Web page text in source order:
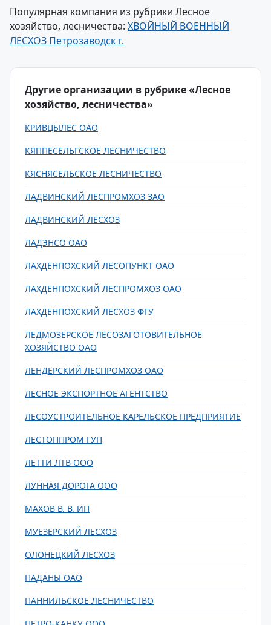
Популярная компания из рубрики Лесное
хозяйство, лесничества: ХВОЙНЫЙ ВОЕННЫЙ
ЛЕСХОЗ Петрозаводск г.
Другие организации в рубрике «Лесное
хозяйство, лесничества»
КРИВЦЫЛЕС ОАО
КЯППЕСЕЛЬГСКОЕ ЛЕСНИЧЕСТВО
КЯСНЯСЕЛЬСКОЕ ЛЕСНИЧЕСТВО
ЛАДВИНСКИЙ ЛЕСПРОМХОЗ ЗАО
ЛАДВИНСКИЙ ЛЕСХОЗ
ЛАДЭНСО ОАО
ЛАХДЕНПОХСКИЙ ЛЕСОПУНКТ ОАО
ЛАХДЕНПОХСКИЙ ЛЕСПРОМХОЗ ОАО
ЛАХДЕНПОХСКИЙ ЛЕСХОЗ ФГУ
ЛЕДМОЗЕРСКОЕ ЛЕСОЗАГОТОВИТЕЛЬНОЕ
ХОЗЯЙСТВО ОАО
ЛЕНДЕРСКИЙ ЛЕСПРОМХОЗ ОАО
ЛЕСНОЕ ЭКСПОРТНОЕ АГЕНТСТВО
ЛЕСОУСТРОИТЕЛЬНОЕ КАРЕЛЬСКОЕ ПРЕДПРИЯТИЕ
ЛЕСТОППРОМ ГУП
ЛЕТТИ ЛТВ ООО
ЛУННАЯ ДОРОГА ООО
МАХОВ В. В. ИП
МУЕЗЕРСКИЙ ЛЕСХОЗ
ОЛОНЕЦКИЙ ЛЕСХОЗ
ПАДАНЫ ОАО
ПАННИЛЬСКОЕ ЛЕСНИЧЕСТВО